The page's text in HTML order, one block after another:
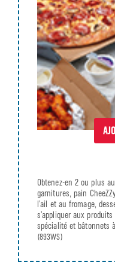
Obtenez-en 2 ou plus
garnitures, pain
l’ail et au fromage,
s’appliquer aux
spécialité et bâtonnets
(893WS)